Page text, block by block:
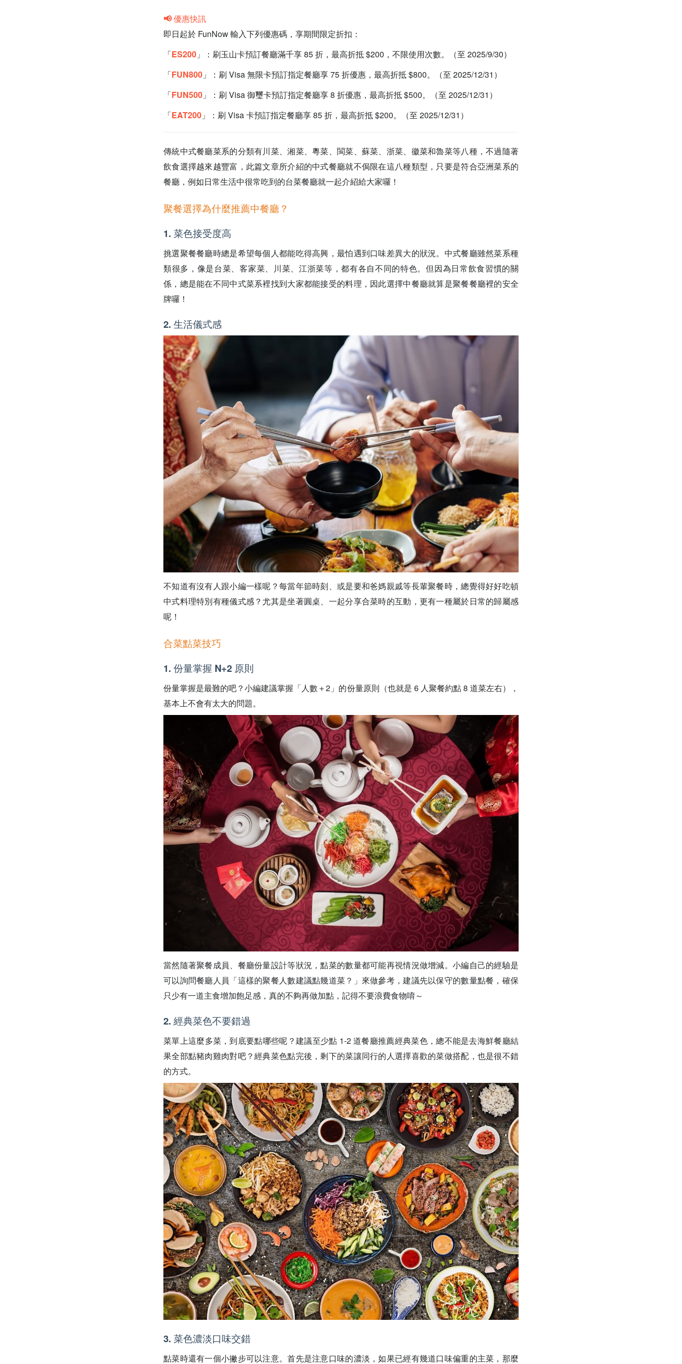
📢 優惠快訊
即日起於 FunNow 輸入下列優惠碼，享期間限定折扣：
「ES200 」：刷玉山卡預訂餐廳滿千享 85 折，最高折抵 $200，不限使用次數。（至 2025/9/30）
「FUN800 」：刷 Visa 無限卡預訂指定餐廳享 75 折優惠，最高折抵 $800。（至 2025/12/31）
「FUN500 」：刷 Visa 御璽卡預訂指定餐廳享 8 折優惠，最高折抵 $500。（至 2025/12/31）
「EAT200 」：刷 Visa 卡預訂指定餐廳享 85 折，最高折抵 $200。（至 2025/12/31）
傳統中式餐廳菜系的分類有川菜、湘菜、粵菜、閩菜、蘇菜、浙菜、徽菜和魯菜等八種，不過隨著
飲食選擇越來越豐富，此篇文章所介紹的中式餐廳就不侷限在這八種類型，只要是符合亞洲菜系的
餐廳，例如日常生活中很常吃到的台菜餐廳就一起介紹給大家囉！
聚餐選擇為什麼推薦中餐廳？
1. 菜色接受度高
挑選聚餐餐廳時總是希望每個人都能吃得高興，最怕遇到口味差異大的狀況。中式餐廳雖然菜系種
類很多，像是台菜、客家菜、川菜、江浙菜等，都有各自不同的特色。但因為日常飲食習慣的關
係，總是能在不同中式菜系裡找到大家都能接受的料理，因此選擇中餐廳就算是聚餐餐廳裡的安全
牌囉！
2. 生活儀式感
不知道有沒有人跟小編一樣呢？每當年節時刻、或是要和爸媽親戚等長輩聚餐時，總覺得好好吃頓
中式料理特別有種儀式感？尤其是坐著圓桌、一起分享合菜時的互動，更有一種屬於日常的歸屬感
呢！
合菜點菜技巧
1. 份量掌握 N+2 原則
份量掌握是最難的吧？小編建議掌握「人數＋2」的份量原則（也就是 6 人聚餐約點 8 道菜左右），
基本上不會有太大的問題。
當然隨著聚餐成員、餐廳份量設計等狀況，點菜的數量都可能再視情況做增減。小編自己的經驗是
可以詢問餐廳人員「這樣的聚餐人數建議點幾道菜？」來做參考，建議先以保守的數量點餐，確保
只少有一道主食增加飽足感，真的不夠再做加點，記得不要浪費食物唷～
2. 經典菜色不要錯過
菜單上這麼多菜，到底要點哪些呢？建議至少點 1-2 道餐廳推薦經典菜色，總不能是去海鮮餐廳結
果全部點豬肉雞肉對吧？經典菜色點完後，剩下的菜讓同行的人選擇喜歡的菜做搭配，也是很不錯
的方式。
3. 菜色濃淡口味交錯
點菜時還有一個小撇步可以注意。首先是注意口味的濃淡，如果已經有幾道口味偏重的主菜，那麼